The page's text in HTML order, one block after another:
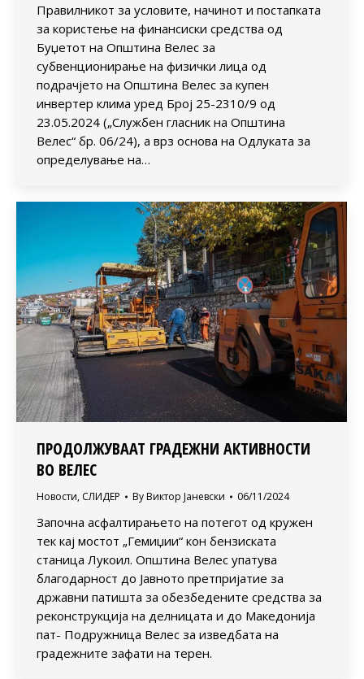
Правилникот за условите, начинот и постапката
за користење на финансиски средства од
Буџетот на Општина Велес за
субвенционирање на физички лица од
подрачјето на Општина Велес за купен
инвертер клима уред Број 25-2310/9 од
23.05.2024 („Службен гласник на Општина
Велес“ бр. 06/24), а врз основа на Одлуката за
определување на…
ПРОДОЛЖУВААТ ГРАДЕЖНИ АКТИВНОСТИ
ВО ВЕЛЕС
Новости, СЛИДЕР By Виктор Јаневски 06/11/2024
Започна асфалтирањето на потегот од кружен
тек кај мостот „Гемиџии“ кон бензиската
станица Лукоил. Општина Велес упатува
благодарност до Јавното претпријатие за
државни патишта за обезбедените средства за
реконструкција на делницата и до Македонија
пат- Подружница Велес за изведбата на
градежните зафати на терен.